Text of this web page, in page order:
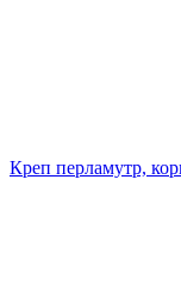
Креп перламутр,